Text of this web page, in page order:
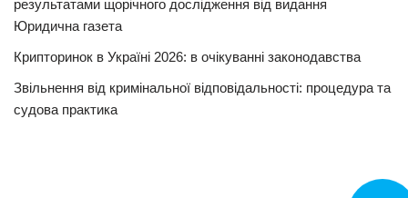
результатами щорічного дослідження від видання
Юридична газета
Крипторинок в Україні 2026: в очікуванні законодавства
Звільнення від кримінальної відповідальності: процедура та
судова практика